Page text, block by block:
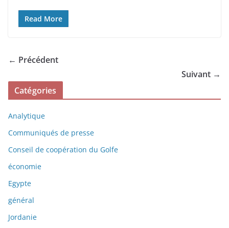
Read More
← Précédent
Suivant →
Catégories
Analytique
Communiqués de presse
Conseil de coopération du Golfe
économie
Egypte
général
Jordanie